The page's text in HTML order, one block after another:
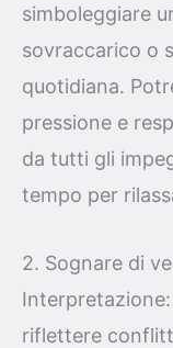
simboleggiare
sovraccarico o
quotidiana.
pressione e
da tutti gli
tempo per
2. Sognare di
riflettere